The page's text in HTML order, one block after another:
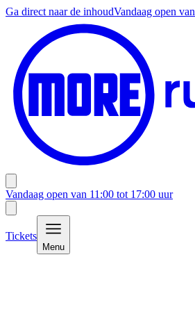
Ga direct naar de inhoudVandaag open van
Vandaag open van 11:00 tot 17:00 uur
Tickets
Menu